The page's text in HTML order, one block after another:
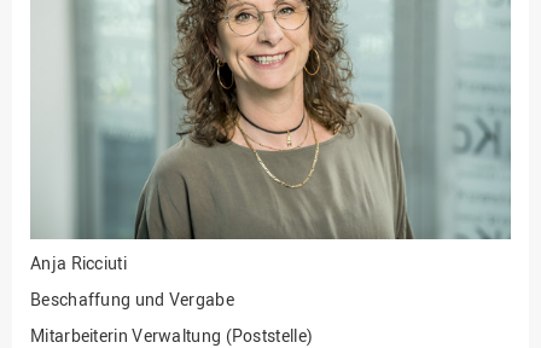
Fakultät Management,
Kultur und Technik
Fakultät Wirtschafts- und
Sozialwissenschaften
Forschung, Kooperation,
Drittmittel
Gebäude und Technik
Gesellschaftliches
Anja Ricciuti
Beschaffung und Vergabe
Mitarbeiterin Verwaltung (Poststelle)